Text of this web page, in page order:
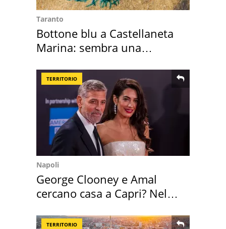
Taranto
Bottone blu a Castellaneta
Marina: sembra una
TERRITORIO
Napoli
George Clooney e Amal
cercano casa a Capri? Nel
TERRITORIO